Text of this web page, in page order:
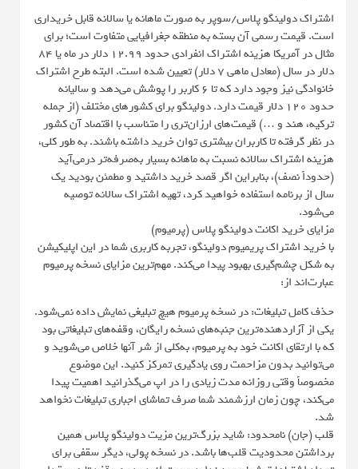
اشتراک دولینگو پلاس/سوپر به صورت ماهانه یا سالانه قابل خریداری
است. قیمت رسمی آن بسته به منطقه جغرافیایی متفاوت است؛ برای
مثال در آمریکا هزینه اشتراک انفرادی حدود ۱۲.۹۹ دلار در ماه یا ۸۴
دلار در سال (معادل ماهی ۷ دلار) تعیین شده است. البته طرح اشتراک
خانوادگی نیز وجود دارد که تا ۶ کاربر را پوشش می‌دهد و سالیانه
حدود ۱۲۰ دلار قیمت دارد. دولینگو برای کشورهای مختلف (از جمله
ترکیه، هند و …) قیمت‌های ارزان‌تری را متناسب با اقتصاد آن کشور
در نظر گرفته تا کاربران بیشتری توان خرید داشته باشند. به طور کلی،
هزینه اشتراک سالانه نسبت به ماهانه بسیار به‌صرفه‌تر درمی‌آید
(حدوداً نصف)، بنابراین اگر قصد خرید داشتید و مطمئن بودید یک
سال از برنامه استفاده خواهید کرد، تهیه اشتراک سالانه توصیه
می‌شود.
مزایای خرید اکانت دولینگو پلاس (پرمیوم)
با خرید اشتراک پریمیوم دولینگو، تجربه کاربری شما در این اپلیکیشن
به شکل چشم‌گیری بهبود پیدا می‌کند. مهم‌ترین مزایای نسخه پرمیوم
عبارت‌اند از:
حذف کامل تبلیغات: در نسخه پرمیوم هیچ تبلیغی نمایش داده نمی‌شود.
یکی از آزاردهنده‌ترین جنبه‌های نسخه رایگان، وقفه‌های تبلیغاتی بود
که با ارتقای اکانت خود به پرمیوم، به‌کلی از شر آنها خلاص می‌شوید و
می‌توانید بدون مزاحمت روی یادگیری تمرکز کنید. این موضوع
مخصوصاً وقتی روزانه مدت زیادی را در اپ می‌گذرانید اهمیت پیدا
می‌کند، چون زمان ارزشمند شما صرف تماشای اجباری تبلیغات نخواهد
شد.
قلب (جان) نامحدود: شاید بزرگ‌ترین مزیت دولینگو پلاس همین
برداشتن محدودیت قلب‌ها باشد. در نسخه پولی، دیگر سقفی برای